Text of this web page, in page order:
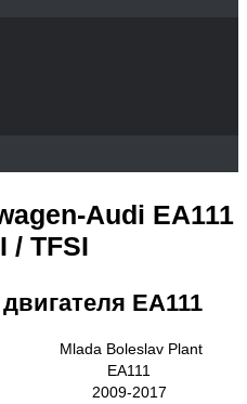
Audi EA111
/ TFSI
ЕА111
Mlada Boleslav Plant
EA111
2009-2017